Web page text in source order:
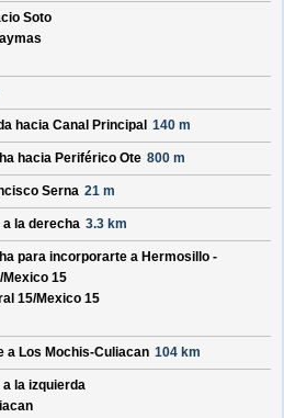
Soto
hacia Canal Principal 140 m
hacia Periférico Ote 800 m
Serna 21 m
la derecha 3.3 km
para incorporarte a Hermosillo -
Mexico 15
15/Mexico 15
a Los Mochis-Culiacan 104 km
la izquierda